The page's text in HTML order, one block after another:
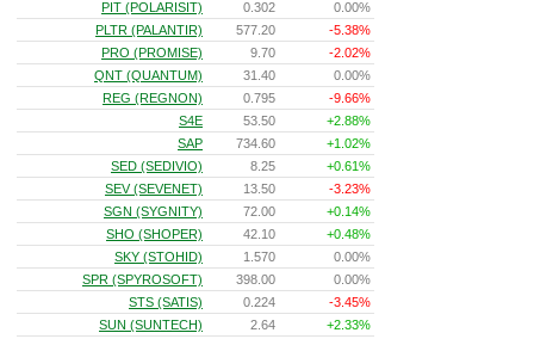
PIT (POLARISIT)
0.302
0.00%
PLTR (PALANTIR)
577.20
-5.38%
PRO (PROMISE)
9.70
-2.02%
QNT (QUANTUM)
31.40
0.00%
REG (REGNON)
0.795
-9.66%
S4E
53.50
+2.88%
SAP
734.60
+1.02%
SED (SEDIVIO)
8.25
+0.61%
SEV (SEVENET)
13.50
-3.23%
SGN (SYGNITY)
72.00
+0.14%
SHO (SHOPER)
42.10
+0.48%
SKY (STOHID)
1.570
0.00%
SPR (SPYROSOFT)
398.00
0.00%
STS (SATIS)
0.224
-3.45%
SUN (SUNTECH)
2.64
+2.33%